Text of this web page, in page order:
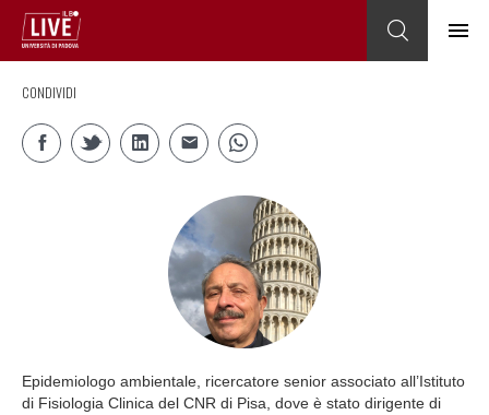
CONDIVIDI
Epidemiologo ambientale, ricercatore senior associato all’Istituto
di Fisiologia Clinica del CNR di Pisa, dove è stato dirigente di